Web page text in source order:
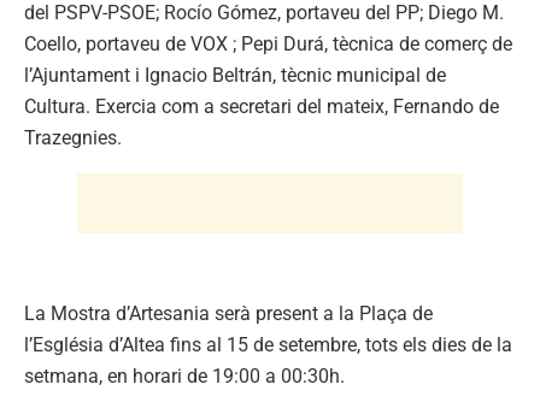
del PSPV-PSOE; Rocío Gómez, portaveu del PP; Diego M.
Coello, portaveu de VOX ; Pepi Durá, tècnica de comerç de
l’Ajuntament i Ignacio Beltrán, tècnic municipal de
Cultura. Exercia com a secretari del mateix, Fernando de
Trazegnies.
La Mostra d’Artesania serà present a la Plaça de
l’Església d’Altea fins al 15 de setembre, tots els dies de la
setmana, en horari de 19:00 a 00:30h.